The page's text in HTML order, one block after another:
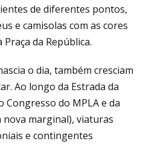
de diferentes pontos,
e camisolas com as cores
da República.
o dia, também cresciam
Ao longo da Estrada da
Congresso do MPLA e da
nova marginal), viaturas
e contingentes